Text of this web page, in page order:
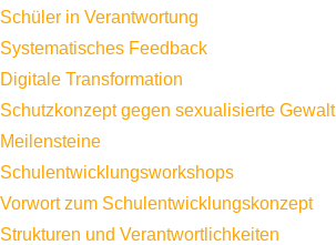
Schüler in Verantwortung
Systematisches Feedback
Digitale Transformation
Schutzkonzept gegen sexualisierte Gewalt
Meilensteine
Schulentwicklungsworkshops
Vorwort zum Schulentwicklungskonzept
Strukturen und Verantwortlichkeiten